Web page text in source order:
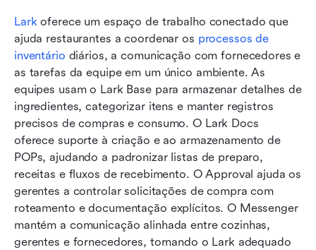
Lark oferece um espaço de trabalho conectado que
ajuda restaurantes a coordenar os processos de
inventário diários, a comunicação com fornecedores e
as tarefas da equipe em um único ambiente. As
equipes usam o Lark Base para armazenar detalhes de
ingredientes, categorizar itens e manter registros
precisos de compras e consumo. O Lark Docs
oferece suporte à criação e ao armazenamento de
POPs, ajudando a padronizar listas de preparo,
receitas e fluxos de recebimento. O Approval ajuda os
gerentes a controlar solicitações de compra com
roteamento e documentação explícitos. O Messenger
mantém a comunicação alinhada entre cozinhas,
gerentes e fornecedores, tornando o Lark adequado